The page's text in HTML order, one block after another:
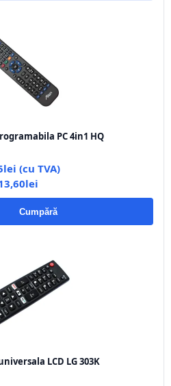
PC 4in1 HQ
(cu TVA)
Cumpără
LCD LG 303K